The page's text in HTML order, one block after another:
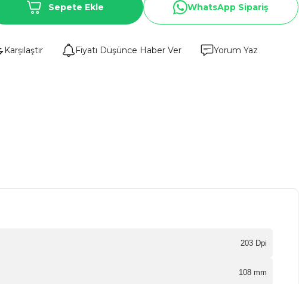
Sepete Ekle WhatsApp Sipariş
Karşılaştır Fiyatı Düşünce Haber Ver Yorum Yaz
203 Dpi
108 mm